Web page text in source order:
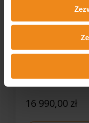
Lampa zabiegowa
MACH
16 990,00 zł